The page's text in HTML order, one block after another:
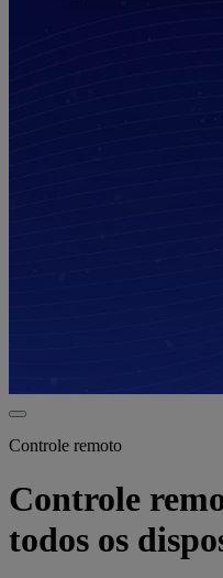
Controle remoto
Controle
todos os